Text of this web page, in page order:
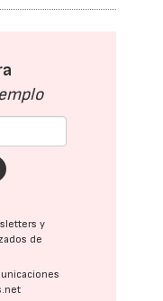
y
de